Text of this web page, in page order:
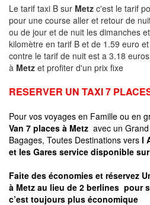
Le tarif taxi B sur Metz c'est le tarif
pour une course aller et retour de
ou de jour et de nuit les dimanches
kilomètre en tarif B et de 1.59 euro
contre le tarif de nuit est a 3.18
à Metz et profiter d'un prix fixe
RESERVER UN TAXI 7
Pour vos voyages en Famille ou en
Van 7 places à Metz avec un
Bagages, Toutes Destinations vers l
et les Gares service disponible
Faite des économies et réservez
à Metz au lieu de 2 berlines pour
c’est toujours plus économique